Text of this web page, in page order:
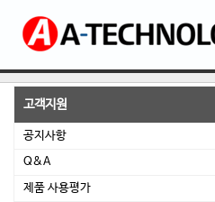
고객지원
공지사항
Q&A
제품 사용평가